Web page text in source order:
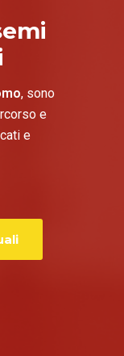
, sono
e
e